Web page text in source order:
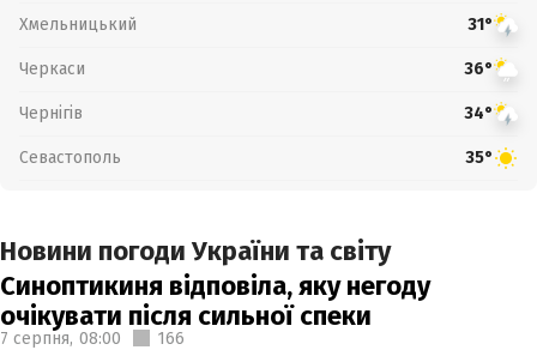
Хмельницький 31°
Черкаси 36°
Чернігів 34°
Севастополь 35°
Новини погоди України та світу
Синоптикиня відповіла, яку негоду
очікувати після сильної спеки
7 серпня, 08:00 166